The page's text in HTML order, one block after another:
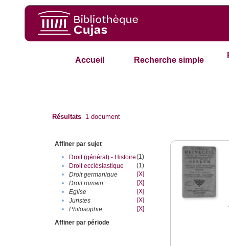
Accueil Recherche simple
Résultats 1 document
Affiner par sujet
•
Droit (général) - Histoire(1)
•
Droit ecclésiastique
(1)
•
Droit germanique
[X]
•
Droit romain
[X]
•
Eglise
[X]
•
Juristes
[X]
•
Philosophie
[X]
Affiner par période